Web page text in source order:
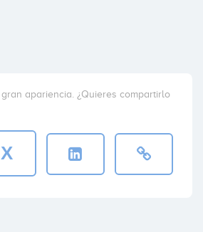
apariencia. ¿Quieres compartirlo
X